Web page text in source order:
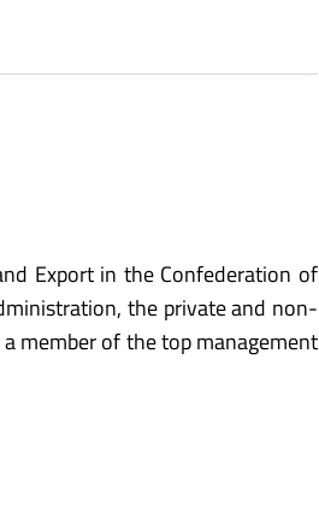
Export in the Confederation of
the private and non-
member of the top management